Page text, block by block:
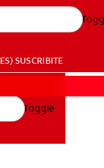
SUSCRIBITE
Toggle